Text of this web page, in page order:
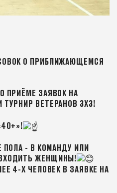
О ПРИБЛИЖАЮЩЕМСЯ
ПРИЁМЕ ЗАЯВОК НА
ВЕТЕРАНОВ 3Х3!
ПОЛА - В КОМАНДУ ИЛИ
ЖЕНЩИНЫ!
4-Х ЧЕЛОВЕК В ЗАЯВКЕ НА